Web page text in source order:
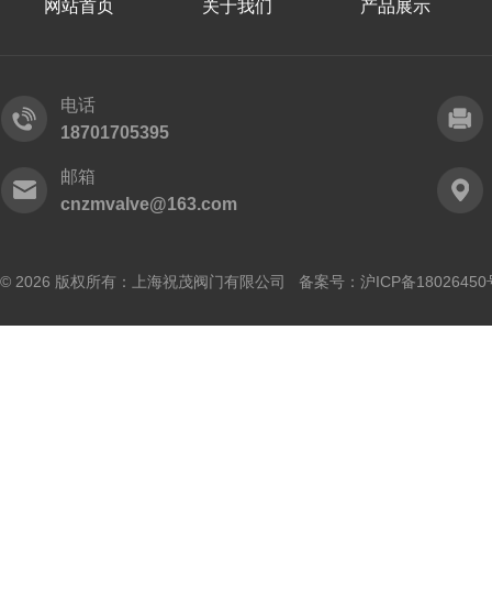
网站首页 关于我们 产品展示
电话
18701705395
邮箱
cnzmvalve@163.com
© 2026 版权所有：上海祝茂阀门有限公司 备案号： 沪ICP备18026450